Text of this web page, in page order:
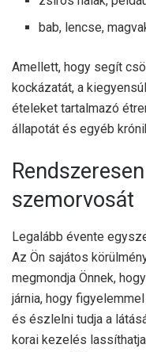
bab, lencse,
Amellett, hogy segít
kockázatát, a
ételeket tartalmazó
állapotát és egyéb
szemorvosát
Legalább évente
Az Ön sajátos
megmondja Önnek,
járnia, hogy
és észlelni tudja a
korai kezelés